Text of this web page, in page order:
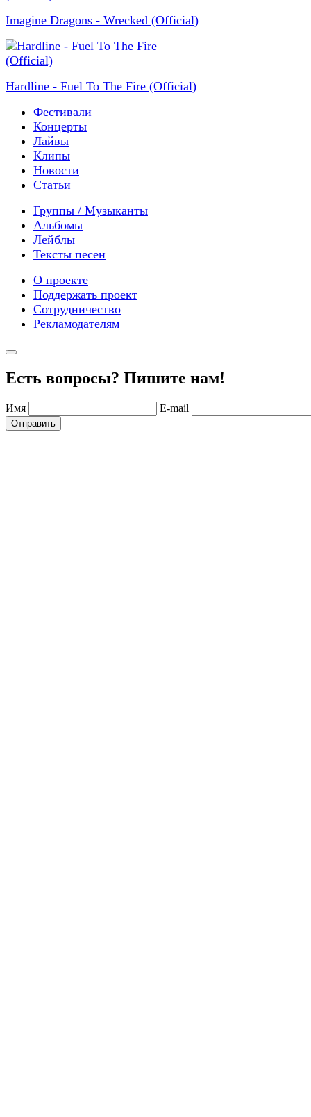
Imagine Dragons - Wrecked (Official)
Hardline - Fuel To The Fire (Official)
Фестивали
Концерты
Лайвы
Клипы
Новости
Статьи
Группы / Музыканты
Альбомы
Лейблы
Тексты песен
О проекте
Поддержать проект
Сотрудничество
Рекламодателям
Есть вопросы? Пишите нам!
Имя E-mail